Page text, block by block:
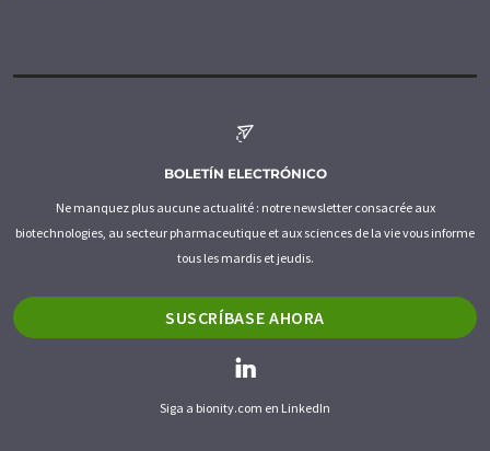
BOLETÍN ELECTRÓNICO
Ne manquez plus aucune actualité : notre newsletter consacrée aux
biotechnologies, au secteur pharmaceutique et aux sciences de la vie vous informe
tous les mardis et jeudis.
SUSCRÍBASE AHORA
Siga a bionity.com en LinkedIn